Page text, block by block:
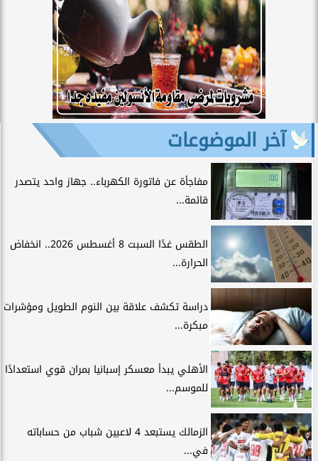
آخر الموضوعات
مفاجأة عن فاتورة الكهرباء.. جهاز واحد يتصدر
قائمة...
الطقس غدًا السبت 8 أغسطس 2026.. انخفاض
الحرارة...
دراسة تكشف علاقة بين النوم الطويل ومؤشرات
مبكرة...
الأهلي يبدأ معسكر إسبانيا بمران قوي استعدادًا
للموسم...
الزمالك يستبعد 4 لاعبين شباب من حساباته
في...